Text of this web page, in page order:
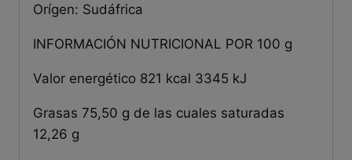
Orígen: Sudáfrica
INFORMACIÓN NUTRICIONAL POR 100 g
Valor energético 821 kcal 3345 kJ
Grasas 75,50 g de las cuales saturadas
12,26 g